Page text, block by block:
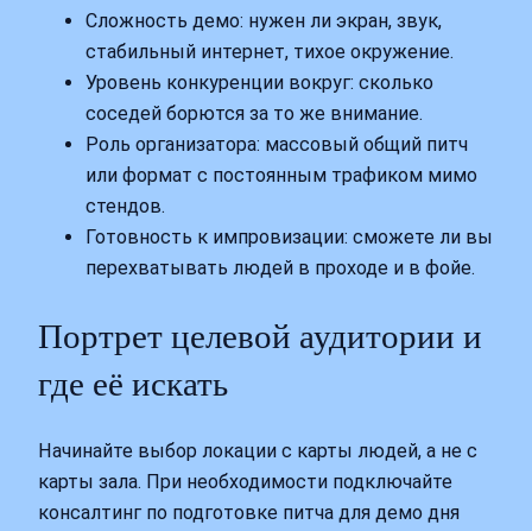
Сложность демо: нужен ли экран, звук,
стабильный интернет, тихое окружение.
Уровень конкуренции вокруг: сколько
соседей борются за то же внимание.
Роль организатора: массовый общий питч
или формат с постоянным трафиком мимо
стендов.
Готовность к импровизации: сможете ли вы
перехватывать людей в проходе и в фойе.
Портрет целевой аудитории и
где её искать
Начинайте выбор локации с карты людей, а не с
карты зала. При необходимости подключайте
консалтинг по подготовке питча для демо дня